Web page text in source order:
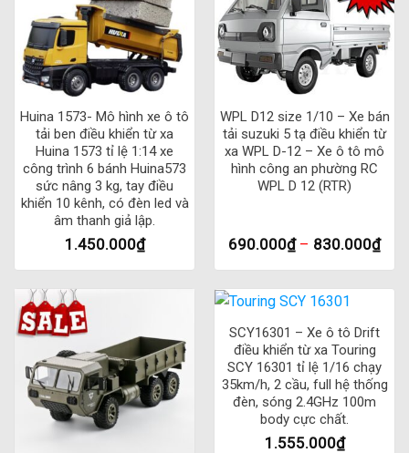
RC, người dùng sẽ nhận được một hộp đựng sản phẩm bao
gồm:
1 x Xe bán tải điều khiển từ xa WPL C24-1 RC: Sản phẩm
chính là chiếc xe bán tải điều khiển từ xa có thiết kế đẹp mắt,
được trang bị động cơ mạnh mẽ, hệ thống treo độc đáo và
có thời gian vận hành dài.
1 x Tay điều khiển từ xa: Điều khiển từ xa được tích hợp chức
năng điều khiển xe bán tải, có thiết kế tiện lợi, dễ sử dụng.
1 x Pin sạc: Sản phẩm đi kèm với một pin sạc được sử
dụng để nạp điện cho xe và điều khiển từ xa.
1 x Dây sạc: Dùng để kết nối pin sạc với điện để tiến hành
sạc pin.
1 x Tài liệu hướng dẫn sử dụng: Tài liệu hướng dẫn sử dụng
chi tiết, bao gồm các hướng dẫn về cách sử dụng, bảo quản
và lắp đặt sản phẩm.
Huina 1573- Mô hình xe ô tô
tải ben điều khiển từ xa
Huina 1573 tỉ lệ 1:14 xe
công trình 6 bánh Huina573
sức nâng 3 kg, tay điều
khiển 10 kênh, có đèn led và
âm thanh giả lập.
1.450.000₫
WPL D12 size 1/10 – Xe bán
tải suzuki 5 tạ điều khiển từ
xa WPL D-12 – Xe ô tô mô
hình công an phường RC
WPL D 12 (RTR)
690.000₫– 830.000₫
SCY16301 – Xe ô tô Drift
điều khiển từ xa Touring
SCY 16301 tỉ lệ 1/16 chạy
35km/h, 2 cầu, full hệ thống
đèn, sóng 2.4GHz 100m
body cực chất.
1.555.000₫